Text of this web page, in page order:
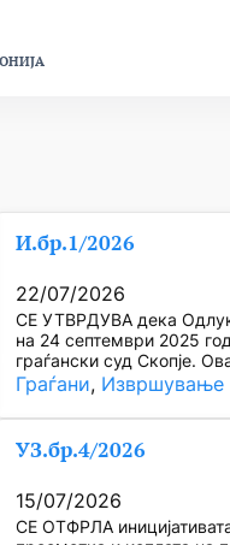
И.бр.1/2026
22/07/2026
СЕ УТВРДУВА дека
на 24 септември 2025
граѓански суд Скопје.
Граѓани, Извршување
УЗ.бр.4/2026
15/07/2026
СЕ ОТФРЛА